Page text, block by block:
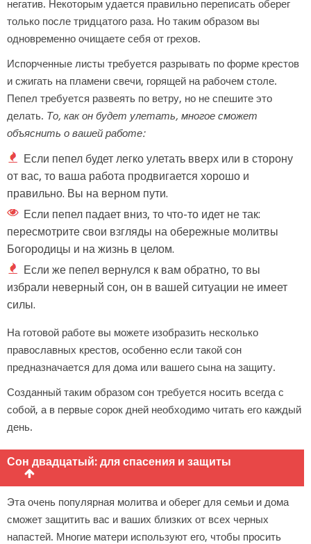
негатив. Некоторым удается правильно переписать оберег
только после тридцатого раза. Но таким образом вы
одновременно очищаете себя от грехов.
Испорченные листы требуется разрывать по форме крестов
и сжигать на пламени свечи, горящей на рабочем столе.
Пепел требуется развеять по ветру, но не спешите это
делать. То, как он будет улетать, многое сможет
объяснить о вашей работе:
Если пепел будет легко улетать вверх или в сторону
от вас, то ваша работа продвигается хорошо и
правильно. Вы на верном пути.
Если пепел падает вниз, то что-то идет не так:
пересмотрите свои взгляды на обережные молитвы
Богородицы и на жизнь в целом.
Если же пепел вернулся к вам обратно, то вы
избрали неверный сон, он в вашей ситуации не имеет
силы.
На готовой работе вы можете изобразить несколько
православных крестов, особенно если такой сон
предназначается для дома или вашего сына на защиту.
Созданный таким образом сон требуется носить всегда с
собой, а в первые сорок дней необходимо читать его каждый
день.
Сон двадцатый: для спасения и защиты
Эта очень популярная молитва и оберег для семьи и дома
сможет защитить вас и ваших близких от всех черных
напастей. Многие матери используют его, чтобы просить